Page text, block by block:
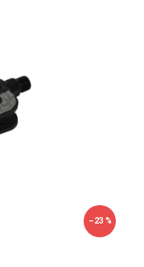
–23 %